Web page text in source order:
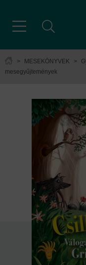
> MESEKÖNYVEK >
mesegyűjtemények